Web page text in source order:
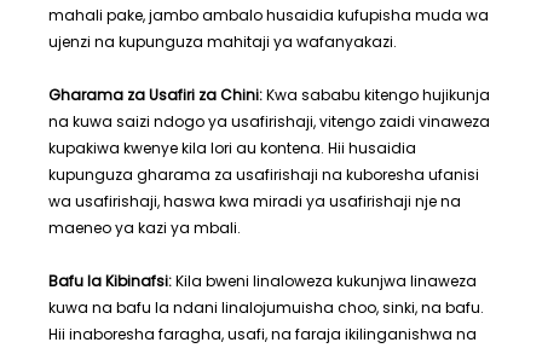
mahali pake, jambo ambalo husaidia kufupisha muda wa
ujenzi na kupunguza mahitaji ya wafanyakazi.
Gharama za Usafiri za Chini:Kwa sababu kitengo hujikunja
na kuwa saizi ndogo ya usafirishaji, vitengo zaidi vinaweza
kupakiwa kwenye kila lori au kontena. Hii husaidia
kupunguza gharama za usafirishaji na kuboresha ufanisi
wa usafirishaji, haswa kwa miradi ya usafirishaji nje na
maeneo ya kazi ya mbali.
Bafu la Kibinafsi:Kila bweni linaloweza kukunjwa linaweza
kuwa na bafu la ndani linalojumuisha choo, sinki, na bafu.
Hii inaboresha faragha, usafi, na faraja ikilinganishwa na